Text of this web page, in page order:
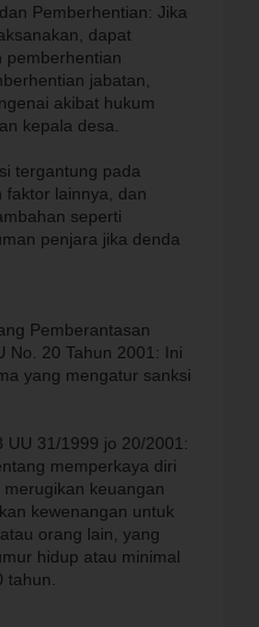
Pemberhentian: Jika
dapat
pemberhentian
jabatan,
akibat hukum
kepala desa.
tergantung pada
faktor lainnya, dan
seperti
penjara jika denda
Pemberantasan
No. 20 Tahun 2001: Ini
yang mengatur sanksi
UU 31/1999 jo 20/2001:
memperkaya diri
keuangan
kewenangan untuk
orang lain, yang
hidup atau minimal
tahun.